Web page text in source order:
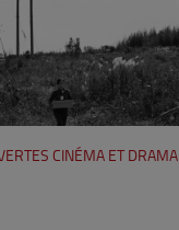
CINÉMA ET DRAMA